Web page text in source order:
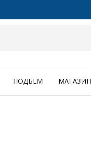
ПОДЪЕМ МАГАЗИН